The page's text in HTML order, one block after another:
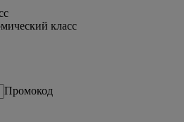
класс
Промокод